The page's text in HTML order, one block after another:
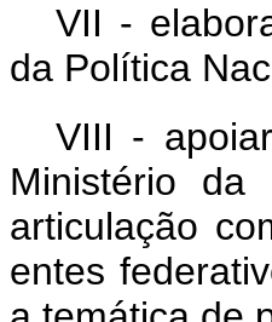
VII -
da Política
VIII -
Ministério
articulação
entes